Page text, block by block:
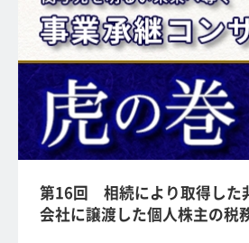
第16回 相続により取得した
会社に譲渡した個人株主の税